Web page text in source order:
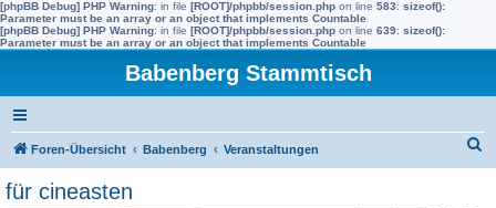
[phpBB Debug] PHP Warning: in file [ROOT]/phpbb/session.php on line 583: sizeof():
Parameter must be an array or an object that implements Countable
[phpBB Debug] PHP Warning: in file [ROOT]/phpbb/session.php on line 639: sizeof():
Parameter must be an array or an object that implements Countable
Babenberg Stammtisch
Foren-Übersicht Babenberg Veranstaltungen
für cineasten